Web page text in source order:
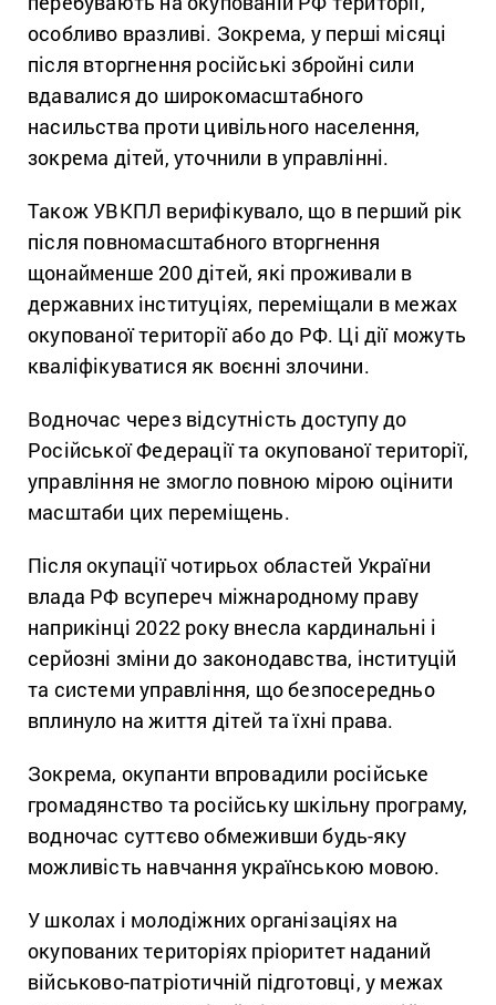
особливо вразливі. Зокрема, у перші місяці
після вторгнення російські збройні сили
вдавалися до широкомасштабного
насильства проти цивільного населення,
зокрема дітей, уточнили в управлінні.
Також УВКПЛ верифікувало, що в перший рік
після повномасштабного вторгнення
щонайменше 200 дітей, які проживали в
державних інституціях, переміщали в межах
окупованої території або до РФ. Ці дії можуть
кваліфікуватися як воєнні злочини.
Водночас через відсутність доступу до
Російської Федерації та окупованої території,
управління не змогло повною мірою оцінити
масштаби цих переміщень.
Після окупації чотирьох областей України
влада РФ всупереч міжнародному праву
наприкінці 2022 року внесла кардинальні і
серйозні зміни до законодавства, інституцій
та системи управління, що безпосередньо
вплинуло на життя дітей та їхні права.
Зокрема, окупанти впровадили російське
громадянство та російську шкільну програму,
водночас суттєво обмеживши будь-яку
можливість навчання українською мовою.
У школах і молодіжних організаціях на
окупованих територіях пріоритет наданий
військово-патріотичній підготовці, у межах